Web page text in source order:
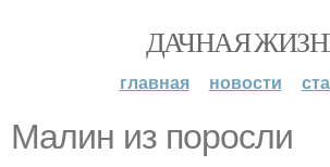
ДАЧНАЯ
главная новости
Малин из поросли